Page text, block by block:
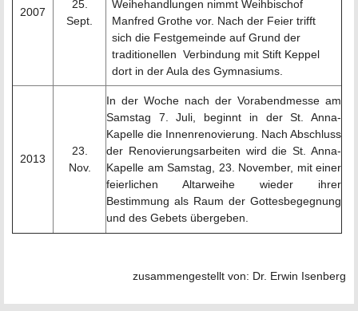
2007
25.
Sept.
Weihehandlungen nimmt Weihbischof
Manfred Grothe vor. Nach der Feier trifft
sich die Festgemeinde auf Grund der
traditionellen Verbindung mit Stift Keppel
dort in der Aula des Gymnasiums.
2013
23.
Nov.
In der Woche nach der Vorabendmesse am
Samstag 7. Juli, beginnt in der St. Anna-
Kapelle die Innenrenovierung. Nach Abschluss
der Renovierungsarbeiten wird die St. Anna-
Kapelle am Samstag, 23. November, mit einer
feierlichen Altarweihe wieder ihrer
Bestimmung als Raum der Gottesbegegnung
und des Gebets übergeben.
zusammengestellt von: Dr. Erwin Isenberg